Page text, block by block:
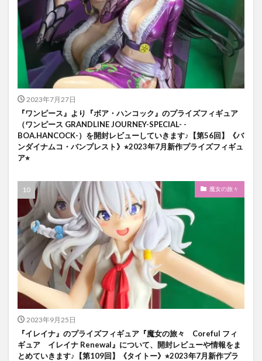
2023年7月27日
『ワンピース』より『ボア・ハンコック』のプライズフィギュア
（ワンピース GRANDLINE JOURNEY-SPECIAL- -
BOA.HANCOCK-）を開封レビューしていきます♪【第56回】《バ
ンダイナムコ・バンプレスト》⭐︎2023年7月新作プライズフィギュ
ア⭐︎
魔女の旅々
2023年9月25日
『イレイナ』のプライズフィギュア『魔女の旅々 Coreful フィ
ギュア イレイナ Renewal』について、開封レビューや情報をま
とめていきます♪【第109回】《タイトー》⭐︎2023年7月新作プラ